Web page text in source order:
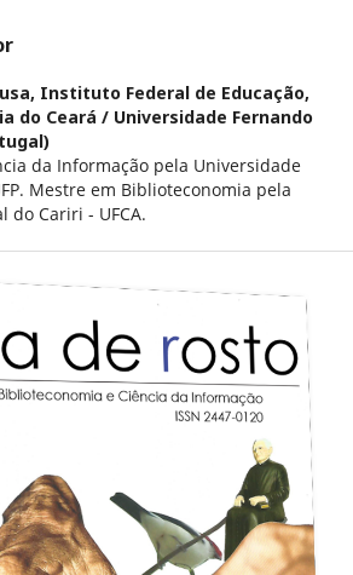
Instituto Federal de Educação,
do Ceará / Universidade Fernando
da Informação pela Universidade
Mestre em Biblioteconomia pela
do Cariri - UFCA.